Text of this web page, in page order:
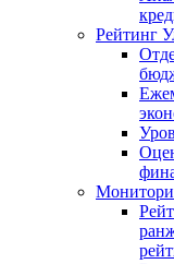
Рейтинг